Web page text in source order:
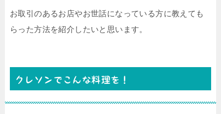
お取引のあるお店やお世話になっている方に教えても
らった方法を紹介したいと思います。
クレソンでこんな料理を！